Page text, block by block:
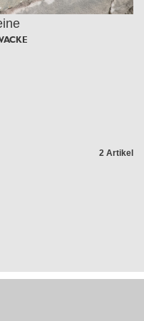
2 Artikel